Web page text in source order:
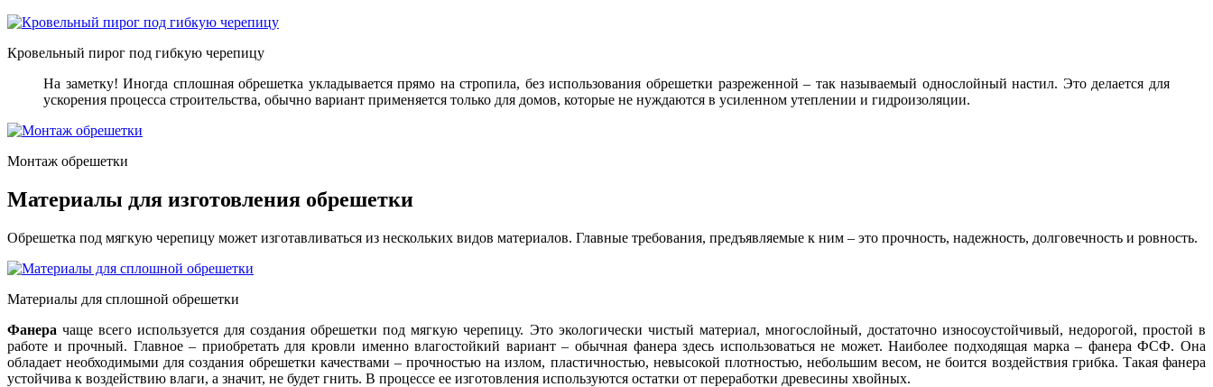
Кровельный пирог под гибкую черепицу
На заметку! Иногда сплошная обрешетка укладывается прямо на стропила, без использования обрешетки разреженной – так называемый однослойный настил. Это делается для
ускорения процесса строительства, обычно вариант применяется только для домов, которые не нуждаются в усиленном утеплении и гидроизоляции.
Монтаж обрешетки
Материалы для изготовления обрешетки
Обрешетка под мягкую черепицу может изготавливаться из нескольких видов материалов. Главные требования, предъявляемые к ним – это прочность, надежность, долговечность и ровность.
Материалы для сплошной обрешетки
Фанера чаще всего используется для создания обрешетки под мягкую черепицу. Это экологически чистый материал, многослойный, достаточно износоустойчивый, недорогой, простой в
работе и прочный. Главное – приобретать для кровли именно влагостойкий вариант – обычная фанера здесь использоваться не может. Наиболее подходящая марка – фанера ФСФ. Она
обладает необходимыми для создания обрешетки качествами – прочностью на излом, пластичностью, невысокой плотностью, небольшим весом, не боится воздействия грибка. Такая фанера
устойчива к воздействию влаги, а значит, не будет гнить. В процессе ее изготовления используются остатки от переработки древесины хвойных.